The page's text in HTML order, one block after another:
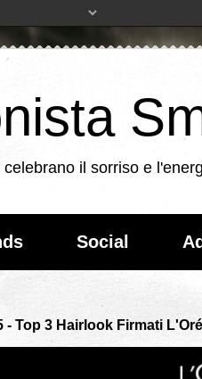
il sorriso e
Social
- Top 3 Hairlook Firmati